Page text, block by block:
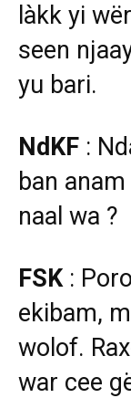
làkk yi
seen
yu bari.
NdKF :
ban
naal wa ?
FSK:
ekibam,
wolof.
war cee